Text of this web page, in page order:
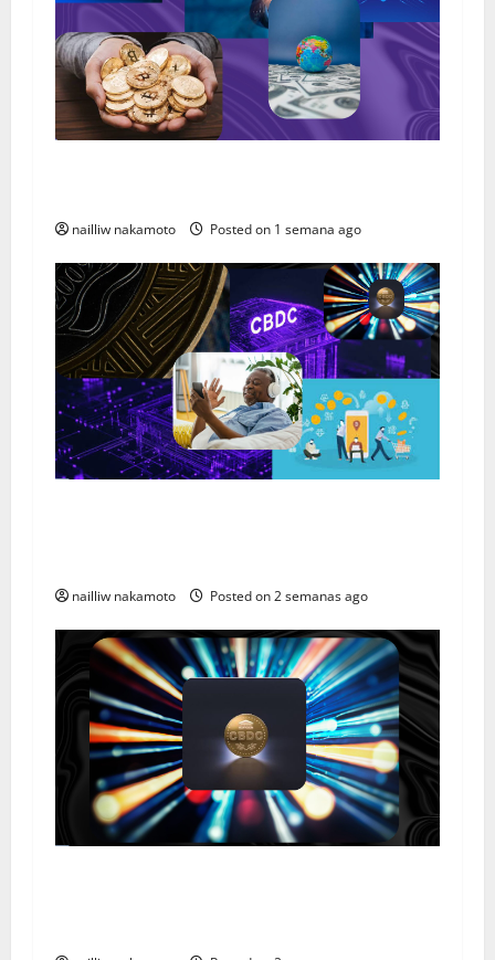
nailliw nakamoto Posted on 1 semana ago
nailliw nakamoto Posted on 2 semanas ago